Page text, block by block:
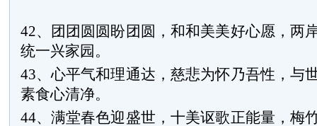
42、团团圆圆盼团圆，和和美美好心愿，两
统一兴家园。
43、心平气和理通达，慈悲为怀乃吾性，与
素食心清净。
44、满堂春色迎盛世，十美讴歌正能量，梅